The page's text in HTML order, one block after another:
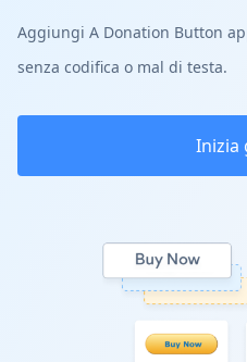
Aggiungi A Donation Button
senza codifica o mal di testa.
Inizia